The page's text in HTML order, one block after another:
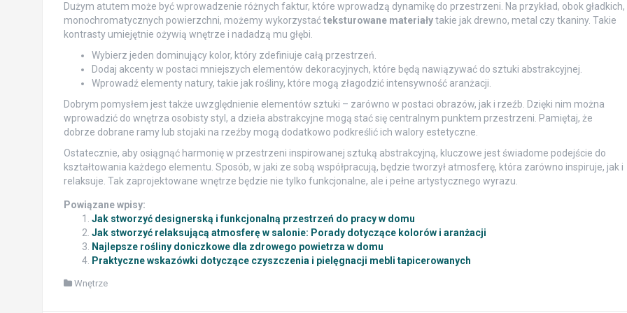
Dużym atutem może być wprowadzenie różnych faktur, które wprowadzą dynamikę do przestrzeni. Na przykład, obok gładkich,
monochromatycznych powierzchni, możemy wykorzystaćteksturowane materiałytakie jak drewno, metal czy tkaniny. Takie
kontrasty umiejętnie ożywią wnętrze i nadadzą mu głębi.
Wybierz jeden dominujący kolor, który zdefiniuje całą przestrzeń.
Dodaj akcenty w postaci mniejszych elementów dekoracyjnych, które będą nawiązywać do sztuki abstrakcyjnej.
Wprowadź elementy natury, takie jak rośliny, które mogą złagodzić intensywność aranżacji.
Dobrym pomysłem jest także uwzględnienie elementów sztuki – zarówno w postaci obrazów, jak i rzeźb. Dzięki nim można
wprowadzić do wnętrza osobisty styl, a dzieła abstrakcyjne mogą stać się centralnym punktem przestrzeni. Pamiętaj, że
dobrze dobrane ramy lub stojaki na rzeźby mogą dodatkowo podkreślić ich walory estetyczne.
Ostatecznie, aby osiągnąć harmonię w przestrzeni inspirowanej sztuką abstrakcyjną, kluczowe jest świadome podejście do
kształtowania każdego elementu. Sposób, w jaki ze sobą współpracują, będzie tworzył atmosferę, która zarówno inspiruje, jak i
relaksuje. Tak zaprojektowane wnętrze będzie nie tylko funkcjonalne, ale i pełne artystycznego wyrazu.
Powiązane wpisy:
Jak stworzyć designerską i funkcjonalną przestrzeń do pracy w domu
Jak stworzyć relaksującą atmosferę w salonie: Porady dotyczące kolorów i aranżacji
Najlepsze rośliny doniczkowe dla zdrowego powietrza w domu
Praktyczne wskazówki dotyczące czyszczenia i pielęgnacji mebli tapicerowanych
Wnętrze